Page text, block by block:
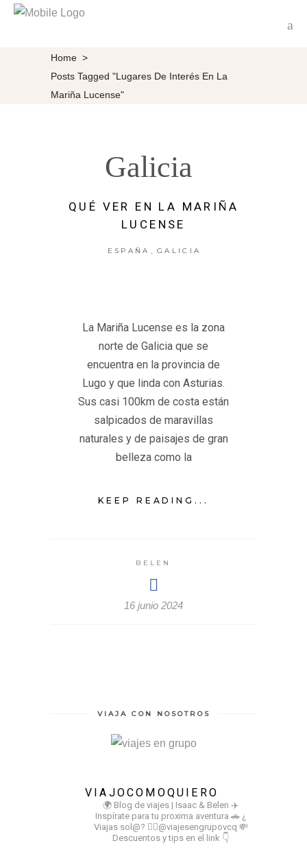
Home >
Posts Tagged "Lugares De Interés En La
Mariña Lucense"
Galicia
QUÉ VER EN LA MARIÑA
LUCENSE
ESPAÑA GALICIA
La Mariña Lucense es la zona
norte de Galicia que se
encuentra en la provincia de
Lugo y que linda con Asturias.
Sus casi 100km de costa están
salpicados de maravillas
naturales y de paisajes de gran
belleza como la
KEEP READING...
BELEN
16 junio 2024
VIAJA CON NOSOTROS
VIAJOCOMOQUIERO
🌍 Blog de viajes | Isaac & Belen ✈️
Inspírate para tu proxima aventura 🚗 ¿
Viajas sol@? 👉🏻@viajesengrupovcq 💸
Descuentos y tips en el link 👇